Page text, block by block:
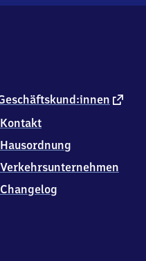
7
Ulm
Kontakt
Hausordnung
Verkehrsunternehmen
Changelog